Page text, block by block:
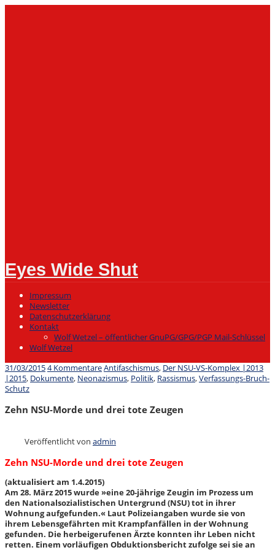
Eyes Wide Shut
Open
Impressum
Newsletter
Datenschutzerklärung
Kontakt
Wolf Wetzel – öffentlicher GnuPG/GPG/PGP Mail-Schlüssel
Wolf Wetzel
31/03/20154 KommentareAntifaschismus, Der NSU-VS-Komplex |2013
|2015, Dokumente, Neonazismus, Politik, Rassismus,Verfassungs-Bruch-
Schutz
Zehn NSU-Morde und drei tote Zeugen
Veröffentlicht von admin
Zehn NSU-Morde und drei tote Zeugen
(aktualisiert am 1.4.2015)
Am 28. März 2015 wurde »eine 20-jährige Zeugin im Prozess um
den Nationalsozialistischen Untergrund (NSU) tot in ihrer
Wohnung aufgefunden.« Laut Polizeiangaben wurde sie von
ihrem Lebensgefährten mit Krampfanfällen in der Wohnung
gefunden. Die herbeigerufenen Ärzte konnten ihr Leben nicht
retten. Einem vorläufigen Obduktionsbericht zufolge sei sie an